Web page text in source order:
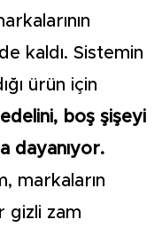
kaldı. Sistemin
ürün için
boş şişeyi
dayanıyor.
markaların
gizli zam